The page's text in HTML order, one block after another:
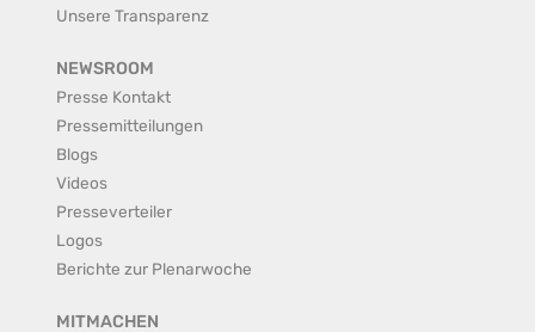
Unsere Transparenz
NEWSROOM
Presse Kontakt
Pressemitteilungen
Blogs
Videos
Presseverteiler
Logos
Berichte zur Plenarwoche
MITMACHEN